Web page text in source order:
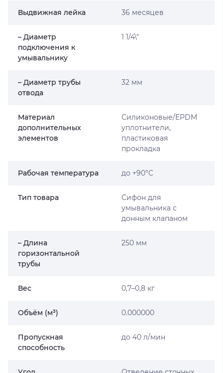
Выдвижная лейка 36 месяцев
– Диаметр
подключения к
умывальнику
1 1/4\"
– Диаметр трубы
отвода
32 мм
Материал
дополнительных
элементов
Силиконовые/EPDM
уплотнители,
пластиковая
прокладка
Рабочая температура до +90°C
Тип товара
Сифон для
умывальника с
донным клапаном
– Длина
горизонтальной
трубы
250 мм
Вес 0,7–0,8 кг
Объём (м³) 0.000000
Пропускная
способность
до 40 л/мин